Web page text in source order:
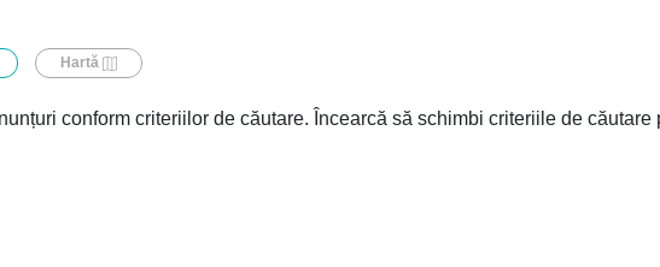
Hartă
conform criteriilor de căutare. Încearcă să schimbi criteriile de